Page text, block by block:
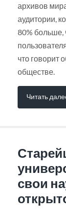
архивов
аудитории,
80% больше,
что говорит
обществе.
Читать
свои